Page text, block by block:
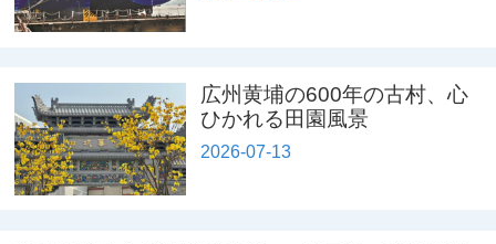
広州黄埔の600年の古村、心
ひかれる田園風景
2026-07-13